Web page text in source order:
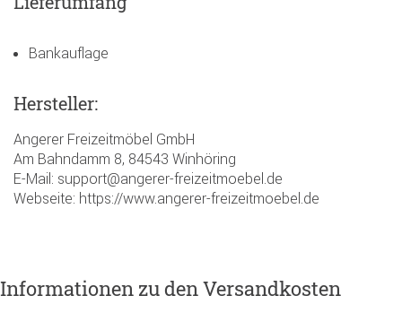
Bankauflage
Hersteller:
Angerer Freizeitmöbel GmbH
Am Bahndamm 8, 84543 Winhöring
E-Mail: support@angerer-freizeitmoebel.de
Webseite: https://www.angerer-freizeitmoebel.de
Informationen zu den Versandkosten